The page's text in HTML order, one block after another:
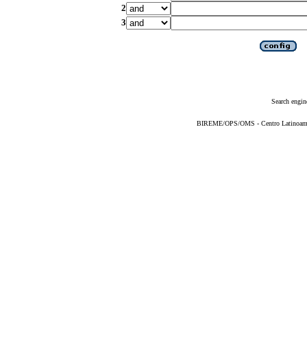
2
3
Search
BIREME/OPS/OMS - Centro